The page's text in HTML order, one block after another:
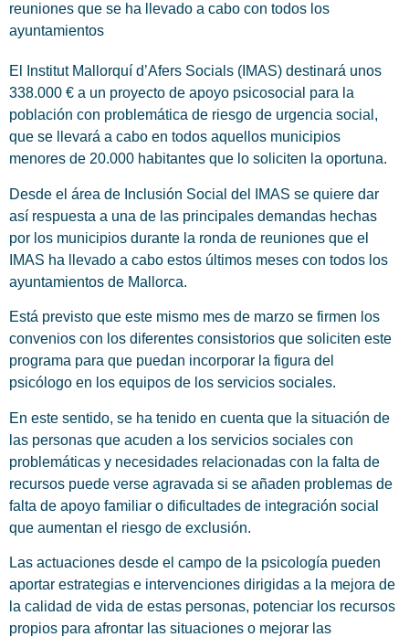
reuniones que se ha llevado a cabo con todos los
ayuntamientos
El Institut Mallorquí d’Afers Socials (IMAS) destinará unos
338.000 € a un proyecto de apoyo psicosocial para la
población con problemática de riesgo de urgencia social,
que se llevará a cabo en todos aquellos municipios
menores de 20.000 habitantes que lo soliciten la oportuna.
Desde el área de Inclusión Social del IMAS se quiere dar
así respuesta a una de las principales demandas hechas
por los municipios durante la ronda de reuniones que el
IMAS ha llevado a cabo estos últimos meses con todos los
ayuntamientos de Mallorca.
Está previsto que este mismo mes de marzo se firmen los
convenios con los diferentes consistorios que soliciten este
programa para que puedan incorporar la figura del
psicólogo en los equipos de los servicios sociales.
En este sentido, se ha tenido en cuenta que la situación de
las personas que acuden a los servicios sociales con
problemáticas y necesidades relacionadas con la falta de
recursos puede verse agravada si se añaden problemas de
falta de apoyo familiar o dificultades de integración social
que aumentan el riesgo de exclusión.
Las actuaciones desde el campo de la psicología pueden
aportar estrategias e intervenciones dirigidas a la mejora de
la calidad de vida de estas personas, potenciar los recursos
propios para afrontar las situaciones o mejorar las